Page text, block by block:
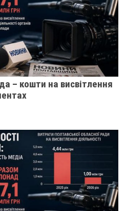
– кошти на висвітлення